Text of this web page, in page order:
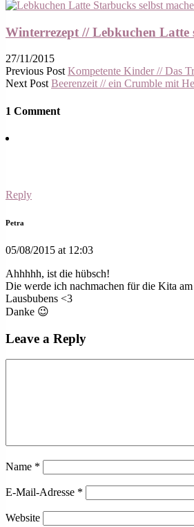
Winterrezept // Lebkuchen Latte
27/11/2015
Previous Post Kompetente Kinder // Das
Next Post Beerenzeit // ein Crumble mit
1 Comment
Reply
Petra
05/08/2015 at 12:03
Ahhhhh, ist die hübsch!
Die werde ich nachmachen für die Kita am
Lausbubens <3
Danke 😉
Leave a Reply
Name *
E-Mail-Adresse *
Website